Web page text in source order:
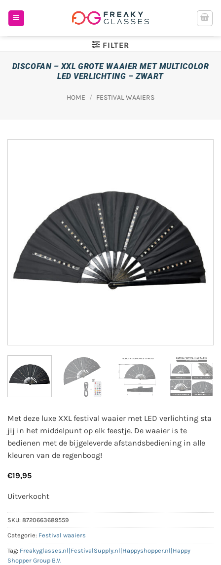
naar
FILTER
DISCOFAN – XXL GROTE WAAIER MET MULTICOLOR
LED VERLICHTING – ZWART
HOME / FESTIVAL WAAIERS
Met deze luxe XXL festival waaier met LED verlichting sta
jij in het middelpunt op elk feestje. De waaier is te
bedienen met de bijgeleverde afstandsbediening in alle
kleuren van de regenboog!
€19,95
Uitverkocht
SKU: 8720663689559
Categorie: Festival waaiers
Tag: Freakyglasses.nl|FestivalSupply.nl|Happyshopper.nl|Happy
Shopper Group B.V.